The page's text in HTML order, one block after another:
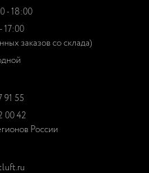
- 18:00
17:00
заказов со склада)
91 55
00 42
России